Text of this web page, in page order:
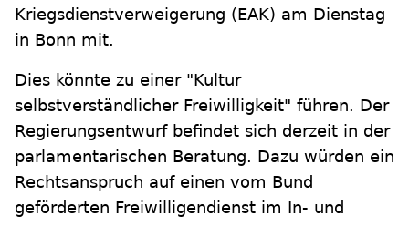
Kriegsdienstverweigerung (EAK) am Dienstag
in Bonn mit.
Dies könnte zu einer "Kultur
selbstverständlicher Freiwilligkeit" führen. Der
Regierungsentwurf befindet sich derzeit in der
parlamentarischen Beratung. Dazu würden ein
Rechtsanspruch auf einen vom Bund
geförderten Freiwilligendienst im In- und